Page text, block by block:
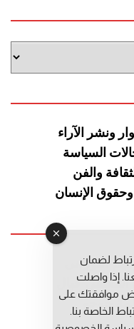
ونشر الآراء
السياسة
والفن
وحقوق الإنسان
التوراني
المعطي قبال
حوحو
لضمان
إذا واصلت
موافقتك على
الخاصة بنا.